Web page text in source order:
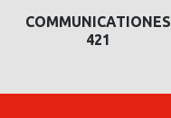
COMMUNICATIONES
420